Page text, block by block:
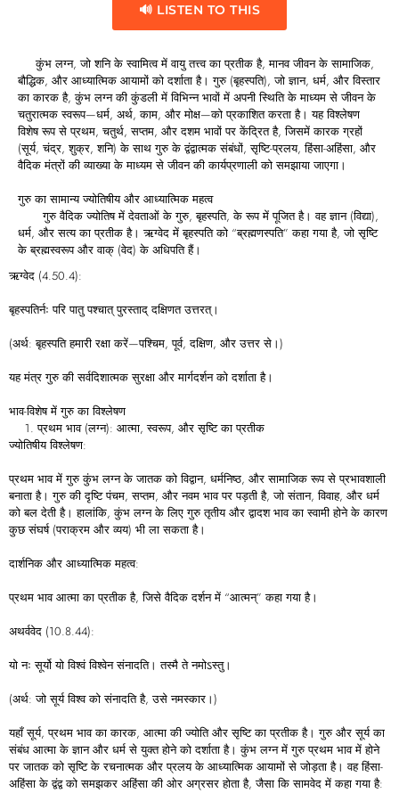
🔊 LISTEN TO THIS
कुंभ लग्न, जो शनि के स्वामित्व में वायु तत्त्व का प्रतीक है, मानव जीवन के सामाजिक,
बौद्धिक, और आध्यात्मिक आयामों को दर्शाता है। गुरु (बृहस्पति), जो ज्ञान, धर्म, और विस्तार
का कारक है, कुंभ लग्न की कुंडली में विभिन्न भावों में अपनी स्थिति के माध्यम से जीवन के
चतुरात्मक स्वरूप—धर्म, अर्थ, काम, और मोक्ष—को प्रकाशित करता है। यह विश्लेषण
विशेष रूप से प्रथम, चतुर्थ, सप्तम, और दशम भावों पर केंद्रित है, जिसमें कारक ग्रहों
(सूर्य, चंद्र, शुक्र, शनि) के साथ गुरु के द्वंद्वात्मक संबंधों, सृष्टि-प्रलय, हिंसा-अहिंसा, और
वैदिक मंत्रों की व्याख्या के माध्यम से जीवन की कार्यप्रणाली को समझाया जाएगा।
गुरु का सामान्य ज्योतिषीय और आध्यात्मिक महत्व
गुरु वैदिक ज्योतिष में देवताओं के गुरु, बृहस्पति, के रूप में पूजित है। वह ज्ञान (विद्या),
धर्म, और सत्य का प्रतीक है। ऋग्वेद में बृहस्पति को “ब्रह्मणस्पति” कहा गया है, जो सृष्टि
के ब्रह्मस्वरूप और वाक् (वेद) के अधिपति हैं।
ऋग्वेद (4.50.4):
बृहस्पतिर्नः परि पातु पश्चात् पुरस्ताद् दक्षिणत उत्तरत्।
(अर्थ: बृहस्पति हमारी रक्षा करें—पश्चिम, पूर्व, दक्षिण, और उत्तर से।)
यह मंत्र गुरु की सर्वदिशात्मक सुरक्षा और मार्गदर्शन को दर्शाता है।
भाव-विशेष में गुरु का विश्लेषण
प्रथम भाव (लग्न): आत्मा, स्वरूप, और सृष्टि का प्रतीक
ज्योतिषीय विश्लेषण:
प्रथम भाव में गुरु कुंभ लग्न के जातक को विद्वान, धर्मनिष्ठ, और सामाजिक रूप से प्रभावशाली
बनाता है। गुरु की दृष्टि पंचम, सप्तम, और नवम भाव पर पड़ती है, जो संतान, विवाह, और धर्म
को बल देती है। हालांकि, कुंभ लग्न के लिए गुरु तृतीय और द्वादश भाव का स्वामी होने के कारण
कुछ संघर्ष (पराक्रम और व्यय) भी ला सकता है।
दार्शनिक और आध्यात्मिक महत्व:
प्रथम भाव आत्मा का प्रतीक है, जिसे वैदिक दर्शन में “आत्मन्” कहा गया है।
अथर्ववेद (10.8.44):
यो नः सूर्यो यो विश्वं विश्वेन संनादति। तस्मै ते नमोऽस्तु।
(अर्थ: जो सूर्य विश्व को संनादति है, उसे नमस्कार।)
यहाँ सूर्य, प्रथम भाव का कारक, आत्मा की ज्योति और सृष्टि का प्रतीक है। गुरु और सूर्य का
संबंध आत्मा के ज्ञान और धर्म से युक्त होने को दर्शाता है। कुंभ लग्न में गुरु प्रथम भाव में होने
पर जातक को सृष्टि के रचनात्मक और प्रलय के आध्यात्मिक आयामों से जोड़ता है। वह हिंसा-
अहिंसा के द्वंद्व को समझकर अहिंसा की ओर अग्रसर होता है, जैसा कि सामवेद में कहा गया है: